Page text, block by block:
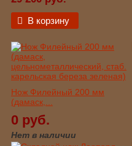
В корзину
Нож Филейный 200 мм
(дамаск,...
0 руб.
Нет в наличии